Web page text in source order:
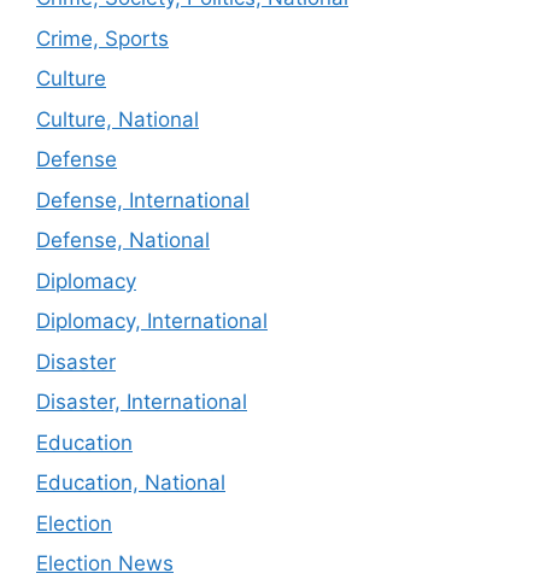
Crime, Sports
Culture
Culture, National
Defense
Defense, International
Defense, National
Diplomacy
Diplomacy, International
Disaster
Disaster, International
Education
Education, National
Election
Election News